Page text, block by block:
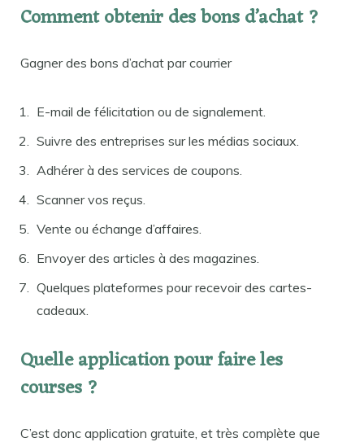
Comment obtenir des bons d’achat ?
Gagner des bons d’achat par courrier
E-mail de félicitation ou de signalement.
Suivre des entreprises sur les médias sociaux.
Adhérer à des services de coupons.
Scanner vos reçus.
Vente ou échange d’affaires.
Envoyer des articles à des magazines.
Quelques plateformes pour recevoir des cartes-
cadeaux.
Quelle application pour faire les
courses ?
C’est donc application gratuite, et très complète que